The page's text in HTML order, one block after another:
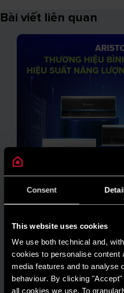
Consent
This website uses cookies
We use both technical and,
cookies to personalise content
media features and to analyse
behaviour. By clicking
all cookies we use. To
Bài viết liên quan
TIN TỨC
ARISTON THIẾT LẬP
CHO GIẢI PHÁP NƯỚC
THƯỞNG HIỆU QUẢ